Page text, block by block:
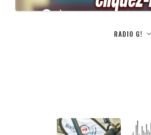
RADIO G!